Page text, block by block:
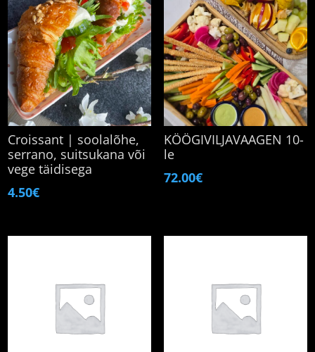
Croissant | soolalõhe,
serrano, suitsukana või
vege täidisega
4.50€
KÖÖGIVILJAVAAGEN 10-
le
72.00€